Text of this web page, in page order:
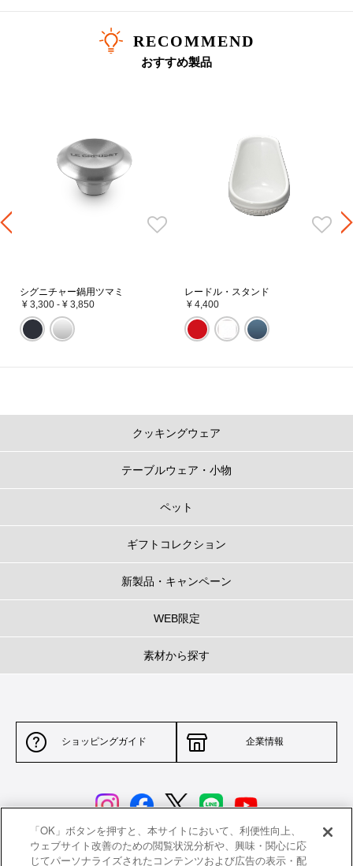
RECOMMEND
おすすめ製品
シグニチャー鍋用ツマミ
¥ 3,300 - ¥ 3,850
レードル・スタンド
¥ 4,400
クッキングウェア
テーブルウェア・小物
ペット
ギフトコレクション
新製品・キャンペーン
WEB限定
素材から探す
ショッピングガイド 企業情報
「OK」ボタンを押すと、本サイトにおいて、利便性向上、
ウェブサイト改善のための閲覧状況分析や、興味・関心に応
じてパーソナライズされたコンテンツおよび広告の表示・配